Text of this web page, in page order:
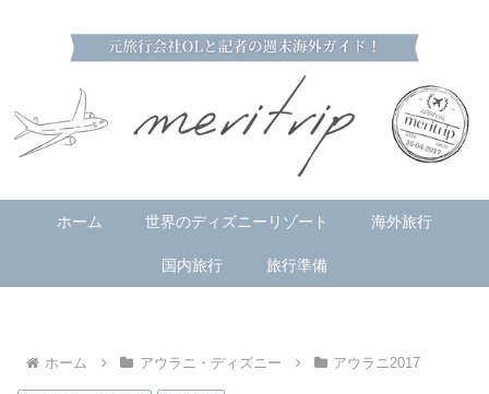
ホーム 世界のディズニーリゾート 海外旅行
国内旅行 旅行準備
ホーム アウラニ・ディズニー アウラニ2017